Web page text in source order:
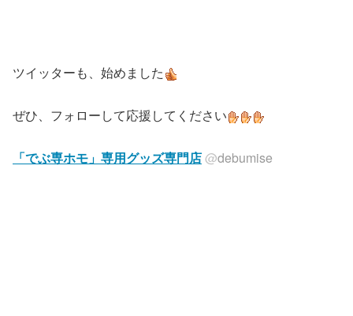
ツイッターも、始めました
ぜひ、フォローして応援してください
「でぶ専ホモ」専用グッズ専門店@debumise